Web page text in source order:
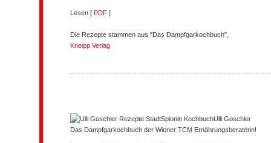
Lesen [ PDF ]
Die Rezepte stammen aus "Das Dampfgarkochbuch",
Kneipp Verlag
Ulli Goschler
Das Dampfgarkochbuch der Wiener TCM Ernährungsberaterin!